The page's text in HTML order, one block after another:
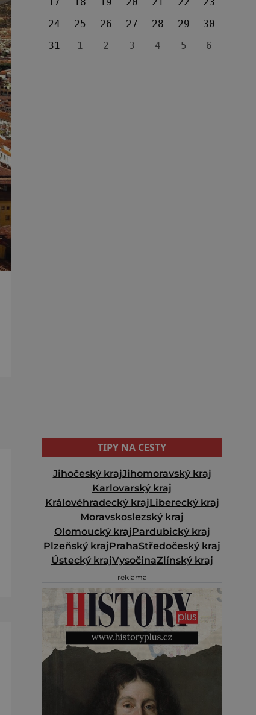
24
25 26 27 28 29
30
31
1 2 3 4 5 6
TIPY NA CESTY
Jihočeský krajJihomoravský kraj
Karlovarský kraj
Královéhradecký krajLiberecký kraj
Moravskoslezský kraj
Olomoucký krajPardubický kraj
Plzeňský krajPrahaStředočeský kraj
Ústecký krajVysočinaZlínský kraj
reklama